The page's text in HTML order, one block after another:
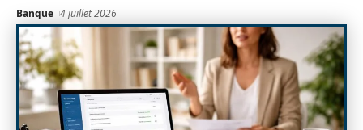
Banque 4 juillet 2026